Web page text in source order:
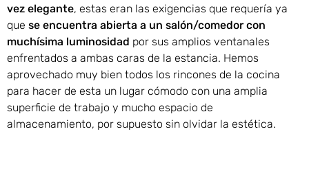
vez elegante, estas eran las exigencias que requería ya
que se encuentra abierta a un salón/comedor con
muchísima luminosidad por sus amplios ventanales
enfrentados a ambas caras de la estancia. Hemos
aprovechado muy bien todos los rincones de la cocina
para hacer de esta un lugar cómodo con una amplia
superficie de trabajo y mucho espacio de
almacenamiento, por supuesto sin olvidar la estética.